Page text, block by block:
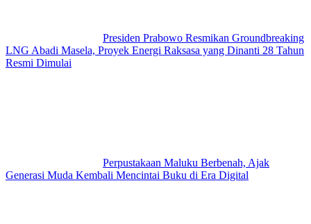
Presiden Prabowo Resmikan Groundbreaking
LNG Abadi Masela, Proyek Energi Raksasa yang Dinanti 28 Tahun
Resmi Dimulai
Perpustakaan Maluku Berbenah, Ajak
Generasi Muda Kembali Mencintai Buku di Era Digital